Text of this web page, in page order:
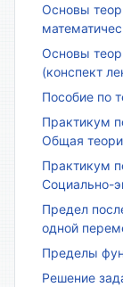
Основы
Основы
(конспект
Пособие по
Практикум
Общая
Практикум
Социально-
Предел
одной
Пределы
Решение